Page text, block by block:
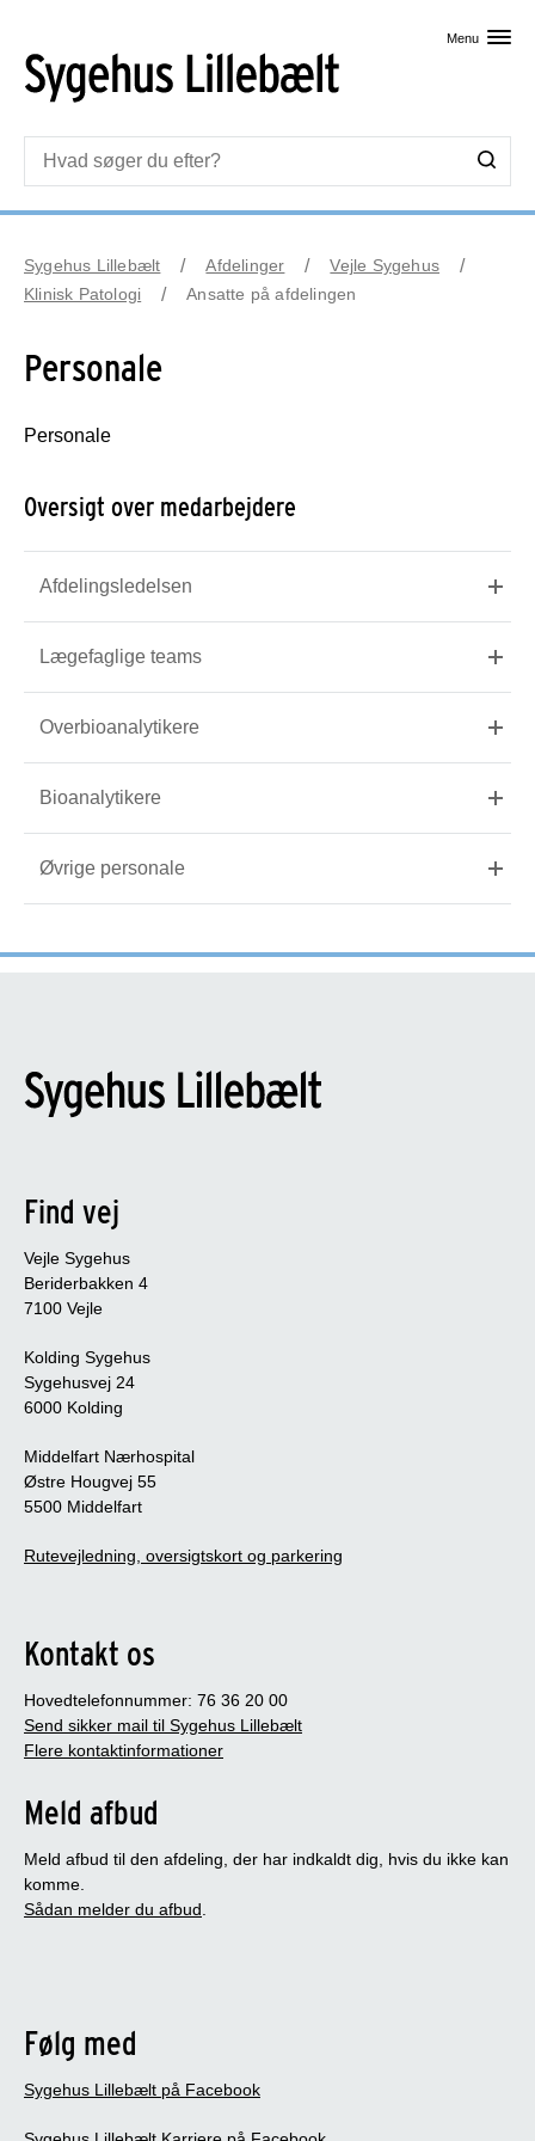
Menu
Sygehus Lillebælt Afdelinger
Vejle Sygehus
Klinisk Patologi
Ansatte på afdelingen
Personale
Personale
Oversigt over medarbejdere
Afdelingsledelsen
Lægefaglige teams
Overbioanalytikere
Bioanalytikere
Øvrige personale
Find vej
Vejle Sygehus
Beriderbakken 4
7100 Vejle
Kolding Sygehus
Sygehusvej 24
6000 Kolding
Middelfart Nærhospital
Østre Hougvej 55
5500 Middelfart
Rutevejledning, oversigtskort og parkering
Kontakt os
Hovedtelefonnummer: 76 36 20 00
Send sikker mail til Sygehus Lillebælt
Flere kontaktinformationer
Meld afbud
Meld afbud til den afdeling, der har indkaldt dig, hvis du ikke kan
komme.
Sådan melder du afbud.
Følg med
Sygehus Lillebælt på Facebook